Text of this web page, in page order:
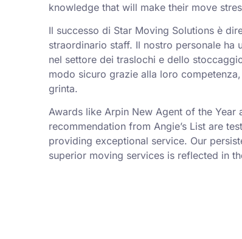
knowledge that will make their move
Il successo di Star Moving Solutions è
straordinario staff. Il nostro personale ha
nel settore dei traslochi e dello
modo sicuro grazie alla loro
grinta.
Awards like Arpin New Agent of the Year
recommendation from Angie’s List are
providing exceptional service. Our
superior moving services is reflected in